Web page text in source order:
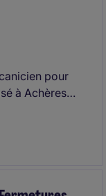
pour
à Achères